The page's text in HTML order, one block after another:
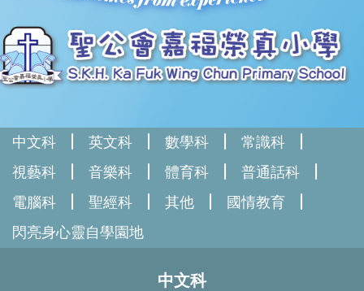
中文科 英文科 數學科
常識科
視藝科
音樂科 體育科
普通話科
電腦科
聖經科 其他
國情教育
閃亮身心靈自學園地
中文科